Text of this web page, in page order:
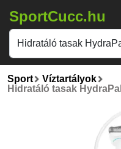
SportCucc.hu
Sport
Víztartályok
Hidratáló tasak